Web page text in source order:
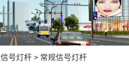
信号灯杆 > 常规信号灯杆